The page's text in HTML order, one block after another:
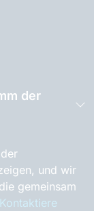
der
und wir
gemeinsam
Kontaktiere